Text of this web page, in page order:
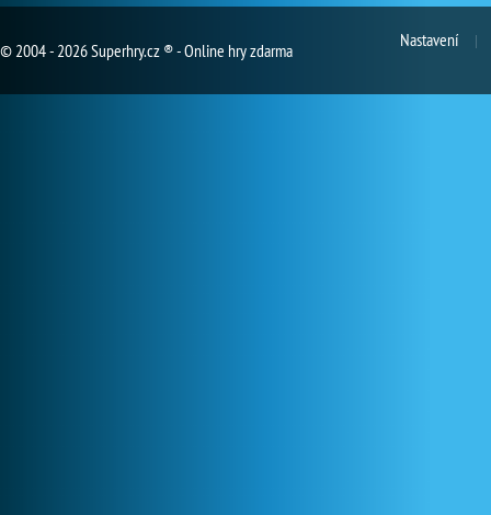
Nastavení
© 2004 - 2026 Superhry.cz ® - Online hry zdarma